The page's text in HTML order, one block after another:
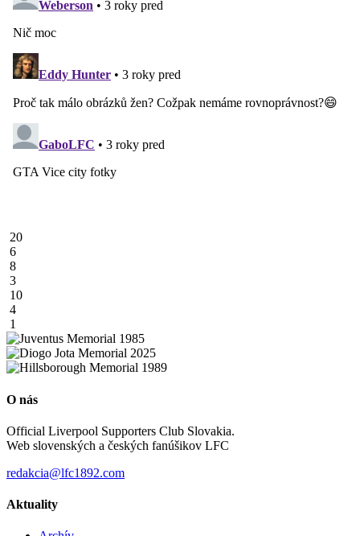
20
6
8
3
10
4
1
O nás
Official Liverpool Supporters Club Slovakia.
Web slovenských a českých fanúšikov LFC
redakcia@lfc1892.com
Aktuality